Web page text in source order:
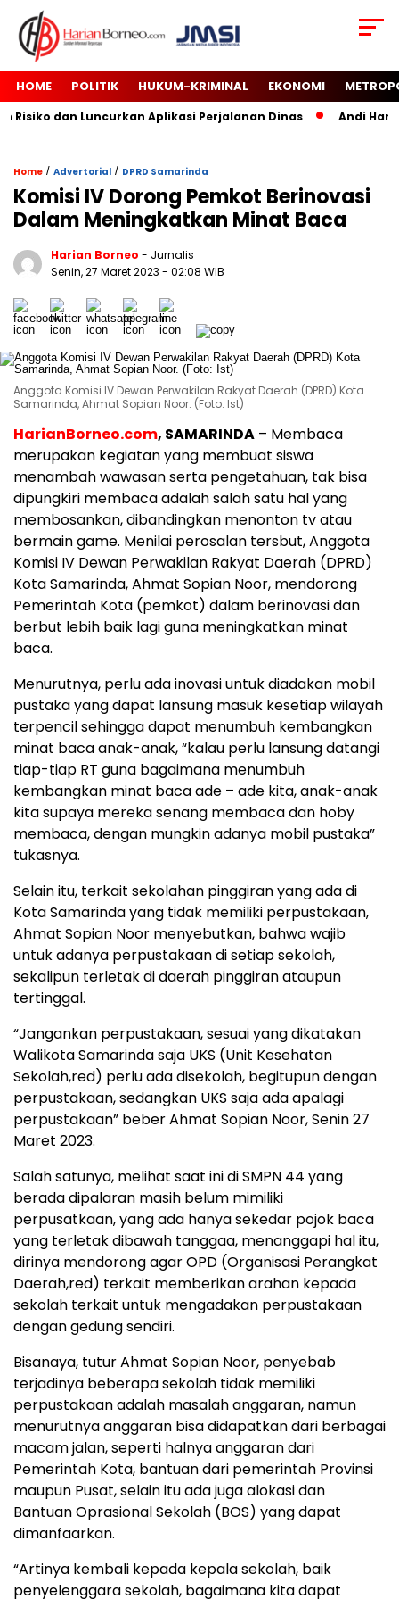
HOME POLITIK HUKUM-KRIMINAL EKONOMI
dan Luncurkan Aplikasi Perjalanan Dinas Andi
Home / Advertorial / DPRD Samarinda
Komisi IV Dorong Pemkot Berinovasi
Dalam Meningkatkan Minat Baca
Harian Borneo - Jurnalis
Senin, 27 Maret 2023 - 02:08 WIB
Anggota Komisi IV Dewan Perwakilan Rakyat Daerah (DPRD) Kota
Samarinda, Ahmat Sopian Noor. (Foto: Ist)
HarianBorneo.com, SAMARINDA – Membaca
merupakan kegiatan yang membuat siswa
menambah wawasan serta pengetahuan, tak bisa
dipungkiri membaca adalah salah satu hal yang
membosankan, dibandingkan menonton tv atau
bermain game. Menilai perosalan tersbut, Anggota
Komisi IV Dewan Perwakilan Rakyat Daerah (DPRD)
Kota Samarinda, Ahmat Sopian Noor, mendorong
Pemerintah Kota (pemkot) dalam berinovasi dan
berbut lebih baik lagi guna meningkatkan minat
baca.
Menurutnya, perlu ada inovasi untuk diadakan mobil
pustaka yang dapat lansung masuk kesetiap wilayah
terpencil sehingga dapat menumbuh kembangkan
minat baca anak-anak, “kalau perlu lansung datangi
tiap-tiap RT guna bagaimana menumbuh
kembangkan minat baca ade – ade kita, anak-anak
kita supaya mereka senang membaca dan hoby
membaca, dengan mungkin adanya mobil pustaka”
tukasnya.
Selain itu, terkait sekolahan pinggiran yang ada di
Kota Samarinda yang tidak memiliki perpustakaan,
Ahmat Sopian Noor menyebutkan, bahwa wajib
untuk adanya perpustakaan di setiap sekolah,
sekalipun terletak di daerah pinggiran ataupun
tertinggal.
“Jangankan perpustakaan, sesuai yang dikatakan
Walikota Samarinda saja UKS (Unit Kesehatan
Sekolah,red) perlu ada disekolah, begitupun dengan
perpustakaan, sedangkan UKS saja ada apalagi
perpustakaan” beber Ahmat Sopian Noor, Senin 27
Maret 2023.
Salah satunya, melihat saat ini di SMPN 44 yang
berada dipalaran masih belum mimiliki
perpusatkaan, yang ada hanya sekedar pojok baca
yang terletak dibawah tanggaa, menanggapi hal itu,
dirinya mendorong agar OPD (Organisasi Perangkat
Daerah,red) terkait memberikan arahan kepada
sekolah terkait untuk mengadakan perpustakaan
dengan gedung sendiri.
Bisanaya, tutur Ahmat Sopian Noor, penyebab
terjadinya beberapa sekolah tidak memiliki
perpustakaan adalah masalah anggaran, namun
menurutnya anggaran bisa didapatkan dari berbagai
macam jalan, seperti halnya anggaran dari
Pemerintah Kota, bantuan dari pemerintah Provinsi
maupun Pusat, selain itu ada juga alokasi dan
Bantuan Oprasional Sekolah (BOS) yang dapat
dimanfaarkan.
“Artinya kembali kepada kepala sekolah, baik
penyelenggara sekolah, bagaimana kita dapat